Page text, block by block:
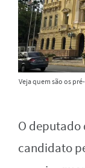
Veja quem são os
O deputado
candidato